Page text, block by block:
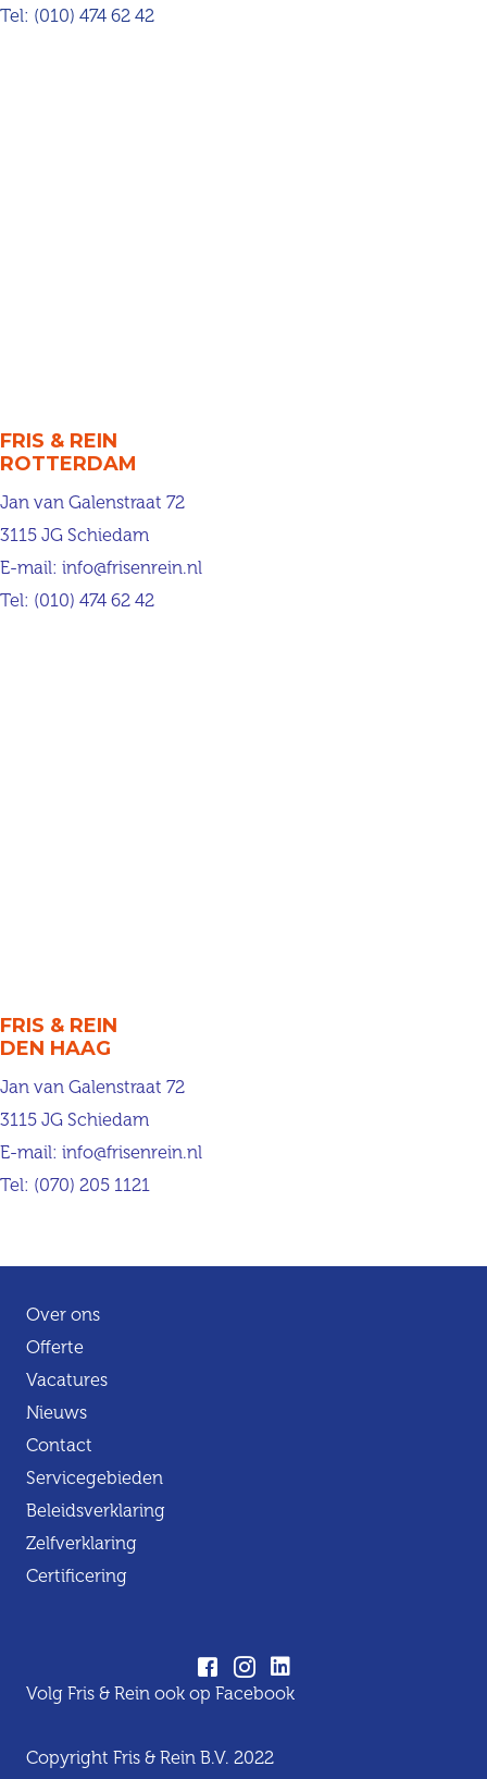
Tel: (010) 474 62 42
FRIS & REIN
ROTTERDAM
Jan van Galenstraat 72
3115 JG Schiedam
E-mail: info@frisenrein.nl
Tel: (010) 474 62 42
FRIS & REIN
DEN HAAG
Jan van Galenstraat 72
3115 JG Schiedam
E-mail: info@frisenrein.nl
Tel: (070) 205 1121
Over ons
Offerte
Vacatures
Nieuws
Contact
Servicegebieden
Beleidsverklaring
Zelfverklaring
Certificering
Volg Fris & Rein ook op Facebook
Copyright Fris & Rein B.V. 2022